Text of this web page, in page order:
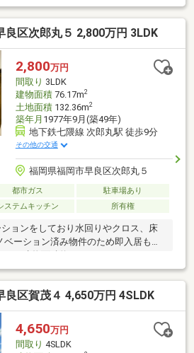
良区次郎丸５ 2,800万円 3LDK
2,800万円
間取り 3LDK
建物面積76.17m2
土地面積132.36m2
築年月 1977年9月(築49年)
地下鉄七隈線 次郎丸駅 徒歩9分
その他の交通
福岡県福岡市早良区次郎丸５
都市ガス
駐車場あり
ステムキッチン 所有権
ョンをしており水回りやクロス、床
ーション済み物件のため即入居も可
件です！〇土地としての活用をご検討
カーで建築をご検討の方にもおすすめ
「次郎丸」駅徒歩約9分のため天神・
〇西鉄バス「歯科大病院［構内］」バ
・福岡タワー方面へのアクセスも便利
次郎丸店徒歩約7分、ローソン福岡歯科
買い物も便利です！
良区賀茂４ 4,650万円 4SLDK
4,650万円
間取り 4SLDK